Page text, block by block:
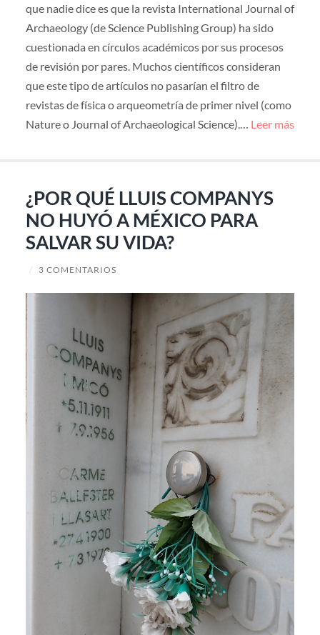
que nadie dice es que la revista International Journal of
Archaeology (de Science Publishing Group) ha sido
cuestionada en círculos académicos por sus procesos
de revisión por pares. Muchos científicos consideran
que este tipo de artículos no pasarían el filtro de
revistas de física o arqueometría de primer nivel (como
Nature o Journal of Archaeological Science).… Leer más
¿POR QUÉ LLUIS COMPANYS
NO HUYÓ A MÉXICO PARA
SALVAR SU VIDA?
/ 3 COMENTARIOS